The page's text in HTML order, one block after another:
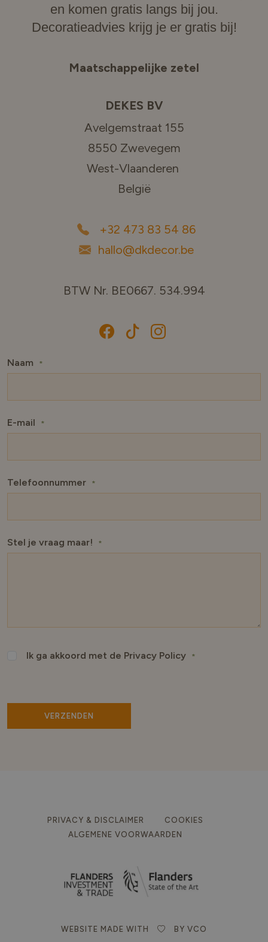
en komen gratis langs bij jou.
Decoratieadvies krijg je er gratis bij!
Maatschappelijke zetel
DEKES BV
Avelgemstraat 155
8550 Zwevegem
West-Vlaanderen
België
+32 473 83 54 86
hallo@dkdecor.be
BTW Nr. BE0667. 534.994
Naam *
E-mail *
Telefoonnummer *
Stel je vraag maar! *
Ik ga akkoord met de Privacy Policy *
PRIVACY & DISCLAIMER
COOKIES
ALGEMENE VOORWAARDEN
WEBSITE MADE WITH BY VCO